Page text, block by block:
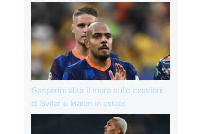
Gasperini alza il muro sulle cessioni
di Svilar e Malen in estate